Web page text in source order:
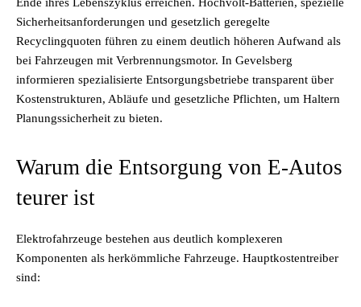
Sicherheitsanforderungen und gesetzlich geregelte
Recyclingquoten führen zu einem deutlich höheren Aufwand als
bei Fahrzeugen mit Verbrennungsmotor. In Gevelsberg
informieren spezialisierte Entsorgungsbetriebe transparent über
Kostenstrukturen, Abläufe und gesetzliche Pflichten, um Haltern
Planungssicherheit zu bieten.
Warum die Entsorgung von E-Autos
teurer ist
Elektrofahrzeuge bestehen aus deutlich komplexeren
Komponenten als herkömmliche Fahrzeuge. Hauptkostentreiber
sind: